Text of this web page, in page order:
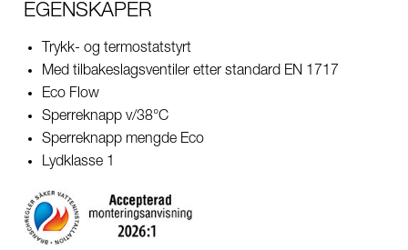
EGENSKAPER
Trykk- og termostatstyrt
Med tilbakeslagsventiler etter standard EN 1717
Eco Flow
Sperreknapp v/38°C
Sperreknapp mengde Eco
Lydklasse 1